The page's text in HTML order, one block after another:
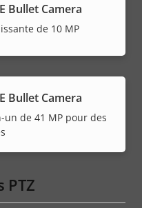
Bullet Camera
de 10 MP
Bullet Camera
un de 41 MP pour des
PTZ